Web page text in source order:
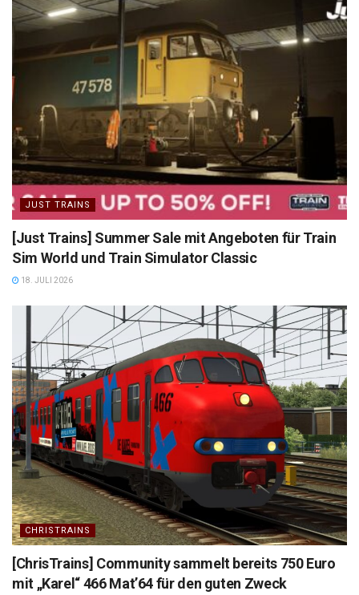
JUST TRAINS
[Just Trains] Summer Sale mit Angeboten für Train
Sim World und Train Simulator Classic
18. JULI 2026
CHRISTRAINS
[ChrisTrains] Community sammelt bereits 750 Euro
mit „Karel“ 466 Mat’64 für den guten Zweck